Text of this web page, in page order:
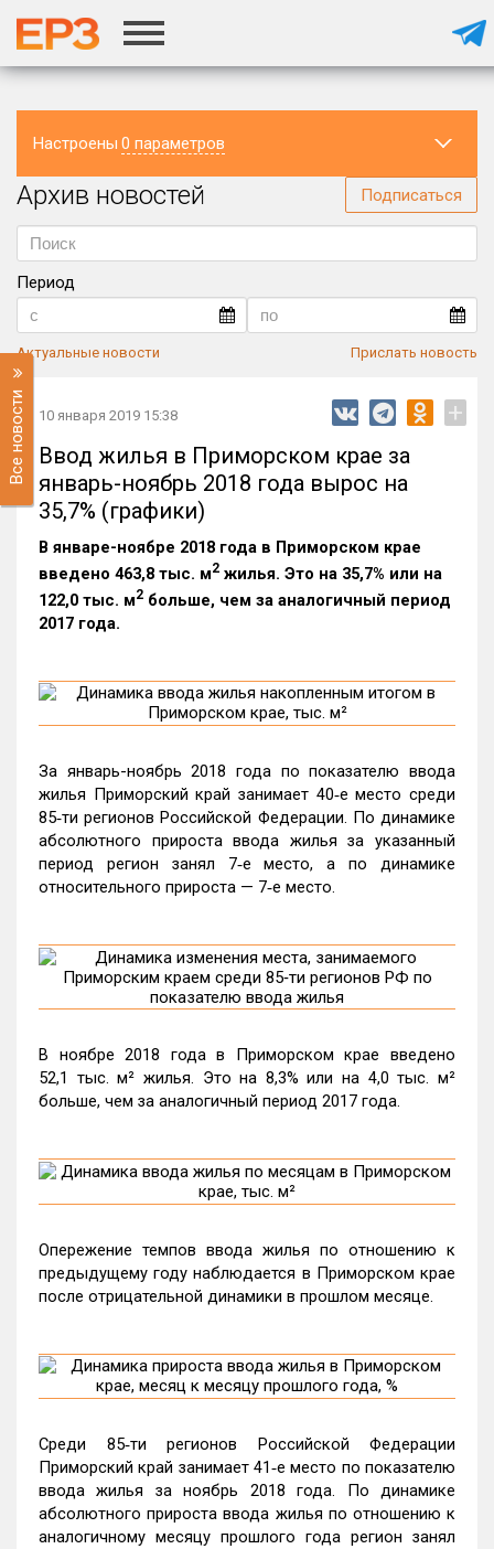
Настроены 0 параметров
Регион
Архив новостей Подписаться
Период
Актуальные новости Прислать новость
Все новости 10 января 2019 15:38 +
Ввод жилья в Приморском крае за
январь-ноябрь 2018 года вырос на
35,7% (графики)
В январе-ноябре 2018 года в Приморском крае
введено 463,8 тыс. м2 жилья. Это на 35,7% или на
122,0 тыс. м2 больше, чем за аналогичный период
2017 года.
За январь-ноябрь 2018 года по показателю ввода
жилья Приморский край занимает 40‑е место среди
85‑ти регионов Российской Федерации. По динамике
абсолютного прироста ввода жилья за указанный
период регион занял 7‑е место, а по динамике
относительного прироста — 7‑е место.
В ноябре 2018 года в Приморском крае введено
52,1 тыс. м² жилья. Это на 8,3% или на 4,0 тыс. м²
больше, чем за аналогичный период 2017 года.
Опережение темпов ввода жилья по отношению к
предыдущему году наблюдается в Приморском крае
после отрицательной динамики в прошлом месяце.
Среди 85‑ти регионов Российской Федерации
Приморский край занимает 41‑е место по показателю
ввода жилья за ноябрь 2018 года. По динамике
абсолютного прироста ввода жилья по отношению к
аналогичному месяцу прошлого года регион занял